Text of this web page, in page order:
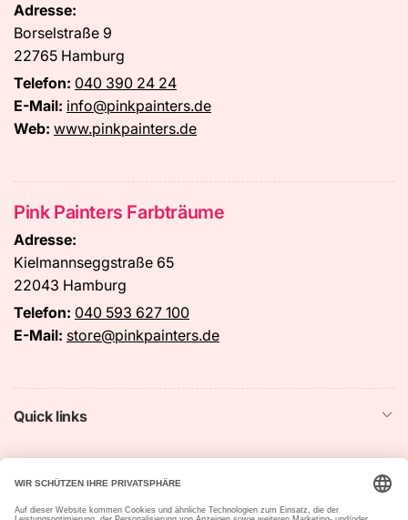
Adresse:
Borselstraße 9
22765 Hamburg
Telefon: 040 390 24 24
E-Mail: info@pinkpainters.de
Web: www.pinkpainters.de
Pink Painters Farbträume
Adresse:
Kielmannseggstraße 65
22043 Hamburg
Telefon: 040 593 627 100
E-Mail: store@pinkpainters.de
Quick links
Startseite Suchen